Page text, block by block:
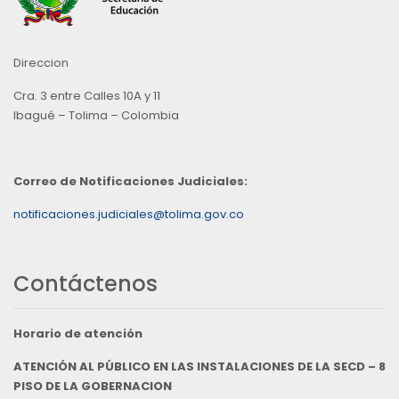
Direccion
Cra. 3 entre Calles 10A y 11
Ibagué – Tolima – Colombia
Correo de Notificaciones Judiciales:
notificaciones.judiciales@tolima.gov.co
Contáctenos
Horario de atención
ATENCIÓN AL PÚBLICO EN LAS INSTALACIONES DE LA SECD – 8
PISO DE LA GOBERNACION